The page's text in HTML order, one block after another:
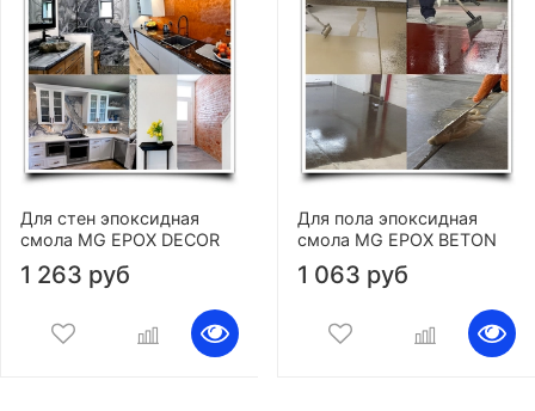
Для стен эпоксидная
смола MG EPOX DECOR
1 263 руб
Для пола эпоксидная
смола MG EPOX BETON
1 063 руб